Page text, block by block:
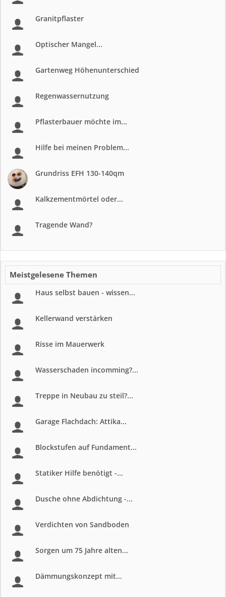
Granitpflaster
Optischer Mangel...
Gartenweg Höhenunterschied
Regenwassernutzung
Pflasterbauer möchte im...
Hilfe bei meinen Problem...
Grundriss EFH 130-140qm
Kalkzementmörtel oder...
Tragende Wand?
Meistgelesene Themen
Haus selbst bauen - wissen...
Kellerwand verstärken
Risse im Mauerwerk
Wasserschaden incomming?...
Treppe in Neubau zu steil?...
Garage Flachdach: Attika...
Blockstufen auf Fundament...
Statiker Hilfe benötigt -...
Dusche ohne Abdichtung -...
Verdichten von Sandboden
Sorgen um 75 Jahre alten...
Dämmungskonzept mit...